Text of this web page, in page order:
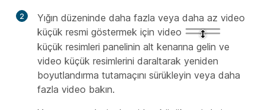
2
Yığın düzeninde daha fazla veya daha az video
küçük resmi göstermek için video
küçük resimleri panelinin alt kenarına gelin ve
video küçük resimlerini daraltarak yeniden
boyutlandırma tutamaçını sürükleyin veya daha
fazla video bakın.